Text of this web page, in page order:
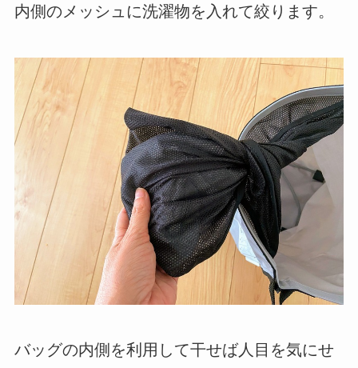
内側のメッシュに洗濯物を入れて絞ります。
バッグの内側を利用して干せば人目を気にせ